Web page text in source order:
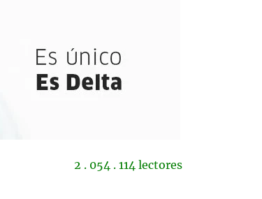
2 . 054 . 114 lectores